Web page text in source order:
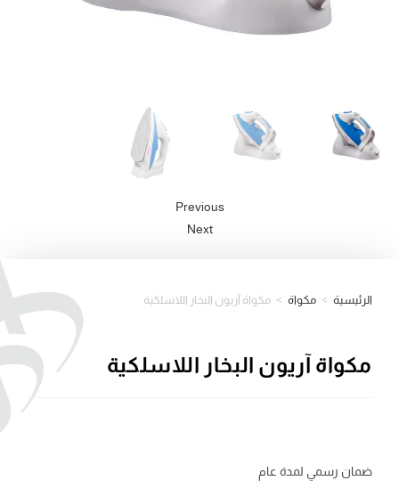
Previous
Next
الرئيسية > مكواة > مكواة آريون البخار اللاسلكية
مكواة آريون البخار اللاسلكية
ضمان رسمي لمدة عام